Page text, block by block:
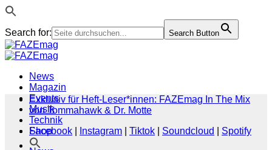
Search for: Search Button
Zum
Inhalt
News
Magazin
Events
Musik
Technik
Shop
Exklusiv für Heft-Leser*innen: FAZEmag In The Mix
von Tommahawk & Dr. Motte
Facebook
Instagram Tiktok Soundcloud
Spotify